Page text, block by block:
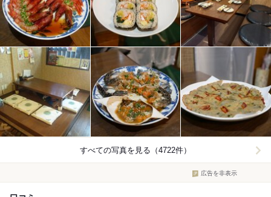
すべての写真を見る（4722件）
広告を非表示